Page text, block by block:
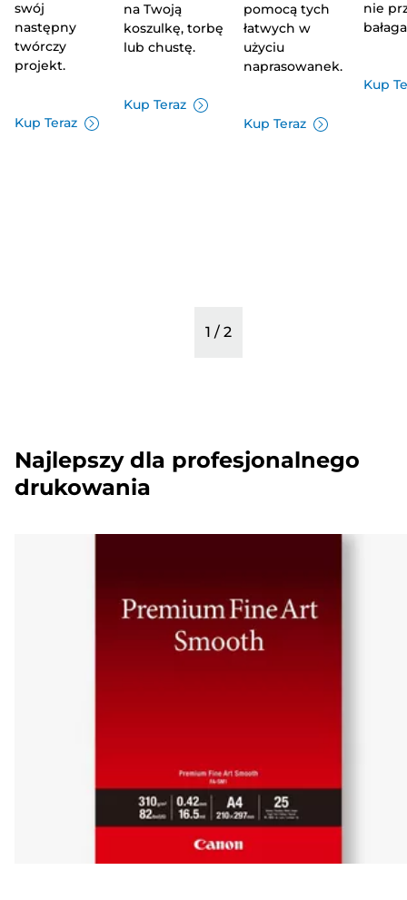
swój
następny
twórczy
projekt.
Kup Teraz
na Twoją
koszulkę, torbę
lub chustę.
Kup Teraz
pomocą tych
łatwych w
użyciu
naprasowanek.
Kup Teraz
nie
Kup
1 / 2
Najlepszy dla profesjonalnego
drukowania